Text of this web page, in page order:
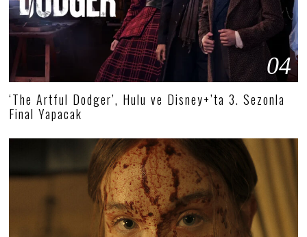
04
‘The Artful Dodger’, Hulu ve Disney+’ta 3. Sezonla
Final Yapacak